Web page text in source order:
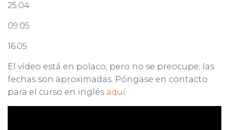
25.04
09.05
16.05
El vídeo está en polaco, pero no se preocupe, las
fechas son aproximadas. Póngase en contacto
para el curso en inglés aquí.